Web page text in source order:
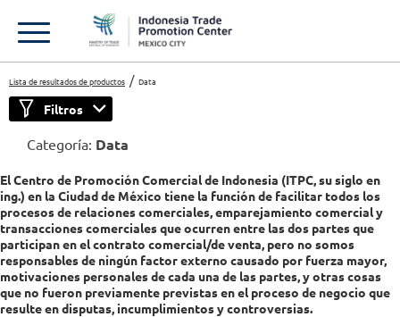
Lista de resultados de productos Data
Filtros
Categoría: Data
El Centro de Promoción Comercial de Indonesia (ITPC, su siglo en
ing.) en la Ciudad de México tiene la función de facilitar todos los
procesos de relaciones comerciales, emparejamiento comercial y
transacciones comerciales que ocurren entre las dos partes que
participan en el contrato comercial/de venta, pero no somos
responsables de ningún factor externo causado por fuerza mayor,
motivaciones personales de cada una de las partes, y otras cosas
que no fueron previamente previstas en el proceso de negocio que
resulte en disputas, incumplimientos y controversias.